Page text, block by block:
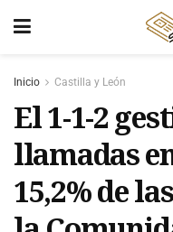
Inicio Castilla y León
El 1-1-2
llamadas
15,2% de